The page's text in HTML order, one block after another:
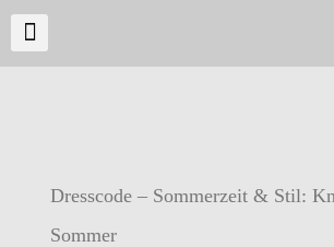
Dresscode – Sommerzeit & Stil:
Sommer